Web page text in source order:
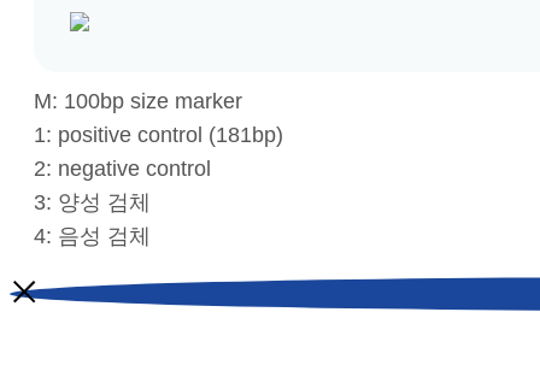
M: 100bp size marker
1: positive control (181bp)
2: negative control
3: 양성 검체
4: 음성 검체